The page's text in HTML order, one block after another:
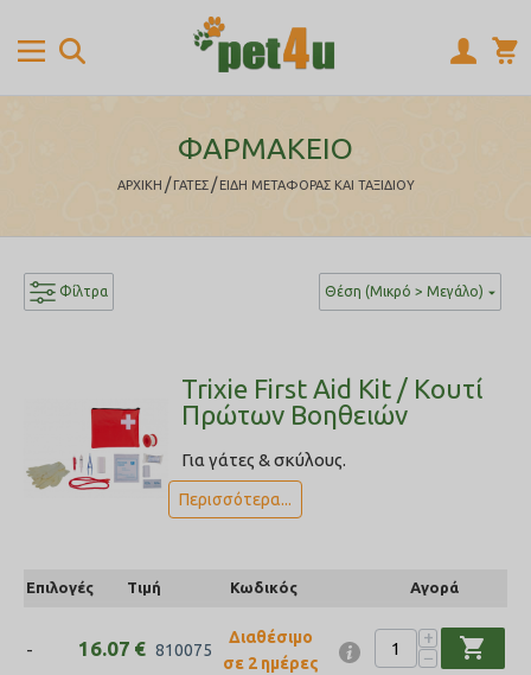
ΦΑΡΜΑΚΕΙΟ
ΑΡΧΙΚΉ / ΓΑΤΕΣ / ΕΙΔΗ ΜΕΤΑΦΟΡΑΣ ΚΑΙ ΤΑΞΙΔΙΟΥ
Φίλτρα Θέση (Μικρό > Μεγάλο)
Trixie First Aid Kit / Κουτί
Πρώτων Βοηθειών
Για γάτες & σκύλους.
Περισσότερα...
Επιλογές Τιμή Κωδικός Αγορά
- 16.07 € 810075
Διαθέσιμο
σε 2 ημέρες
+
−
shopping_cart